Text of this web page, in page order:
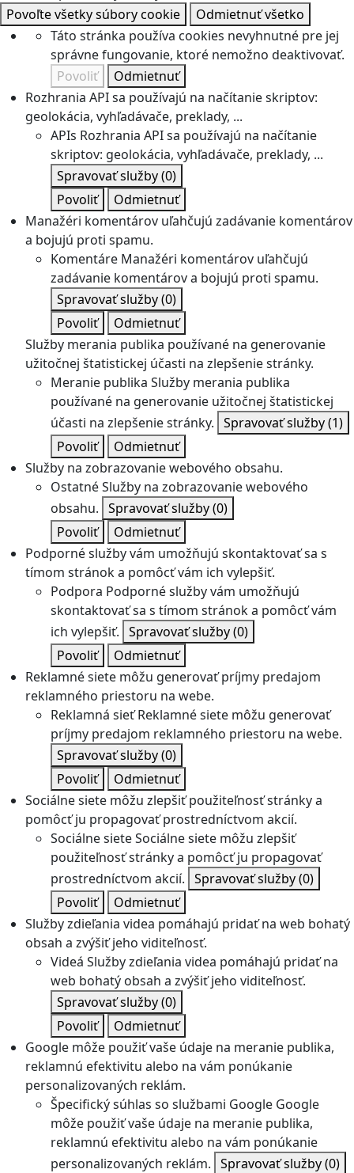
Povoľte všetky súbory cookie
Odmietnuť všetko
Táto stránka používa cookies nevyhnutné pre jej
správne fungovanie, ktoré nemožno deaktivovať.
Povoliť
Odmietnuť
Rozhrania API sa používajú na načítanie skriptov:
geolokácia, vyhľadávače, preklady, ...
APIs Rozhrania API sa používajú na načítanie
skriptov: geolokácia, vyhľadávače, preklady, ...
Spravovať služby(0)
Povoliť
Odmietnuť
Manažéri komentárov uľahčujú zadávanie komentárov
a bojujú proti spamu.
Komentáre Manažéri komentárov uľahčujú
zadávanie komentárov a bojujú proti spamu.
Spravovať služby(0)
Povoliť
Odmietnuť
Služby merania publika používané na generovanie
užitočnej štatistickej účasti na zlepšenie stránky.
Meranie publika Služby merania publika
používané na generovanie užitočnej štatistickej
účasti na zlepšenie stránky. Spravovať služby(1)
Povoliť
Odmietnuť
Služby na zobrazovanie webového obsahu.
OstatnéSlužby na zobrazovanie webového
obsahu. Spravovať služby(0)
Povoliť
Odmietnuť
Podporné služby vám umožňujú skontaktovať sa s
tímom stránok a pomôcť vám ich vylepšiť.
Podpora Podporné služby vám umožňujú
skontaktovať sa s tímom stránok a pomôcť vám
ich vylepšiť. Spravovať služby(0)
Povoliť
Odmietnuť
Reklamné siete môžu generovať príjmy predajom
reklamného priestoru na webe.
Reklamná sieť Reklamné siete môžu generovať
príjmy predajom reklamného priestoru na webe.
Spravovať služby(0)
Povoliť
Odmietnuť
Sociálne siete môžu zlepšiť použiteľnosť stránky a
pomôcť ju propagovať prostredníctvom akcií.
Sociálne sieteSociálne siete môžu zlepšiť
použiteľnosť stránky a pomôcť ju propagovať
prostredníctvom akcií. Spravovať služby(0)
Povoliť
Odmietnuť
Služby zdieľania videa pomáhajú pridať na web bohatý
obsah a zvýšiť jeho viditeľnosť.
Videá Služby zdieľania videa pomáhajú pridať na
web bohatý obsah a zvýšiť jeho viditeľnosť.
Spravovať služby(0)
Povoliť
Odmietnuť
Google môže použiť vaše údaje na meranie publika,
reklamnú efektivitu alebo na vám ponúkanie
personalizovaných reklám.
Špecifický súhlas so službami Google Google
môže použiť vaše údaje na meranie publika,
reklamnú efektivitu alebo na vám ponúkanie
personalizovaných reklám. Spravovať služby(0)